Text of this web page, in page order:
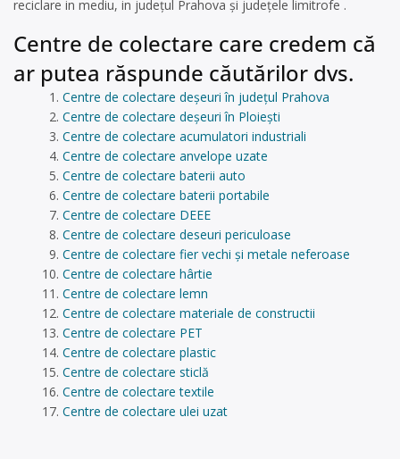
reciclare in mediu, in județul Prahova și județele limitrofe .
Centre de colectare care credem că
ar putea răspunde căutărilor dvs.
Centre de colectare deșeuri în județul Prahova
Centre de colectare deșeuri în Ploiești
Centre de colectare acumulatori industriali
Centre de colectare anvelope uzate
Centre de colectare baterii auto
Centre de colectare baterii portabile
Centre de colectare DEEE
Centre de colectare deseuri periculoase
Centre de colectare fier vechi și metale neferoase
Centre de colectare hârtie
Centre de colectare lemn
Centre de colectare materiale de constructii
Centre de colectare PET
Centre de colectare plastic
Centre de colectare sticlă
Centre de colectare textile
Centre de colectare ulei uzat